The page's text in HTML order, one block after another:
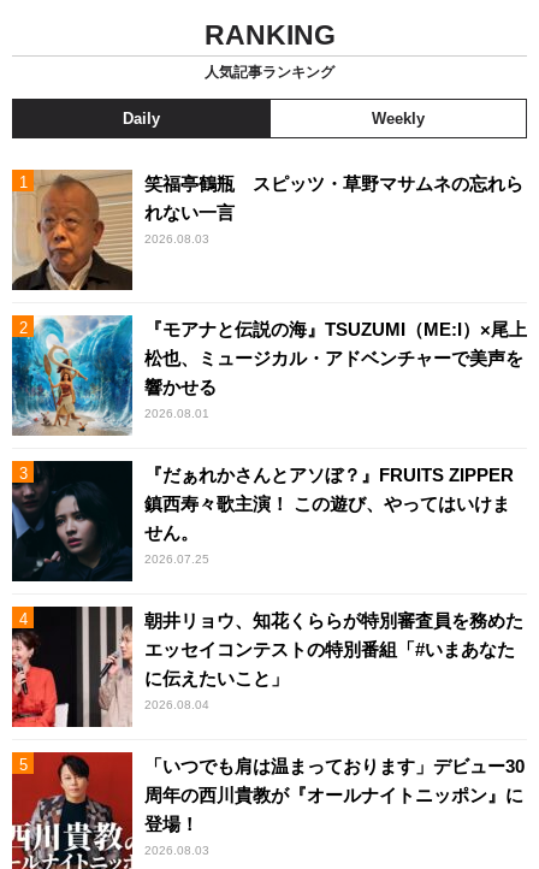
RANKING
人気記事ランキング
Daily Weekly
笑福亭鶴瓶 スピッツ・草野マサムネの忘れら
れない一言
2026.08.03
『モアナと伝説の海』TSUZUMI（ME:I）×尾上
松也、ミュージカル・アドベンチャーで美声を
響かせる
2026.08.01
『だぁれかさんとアソぼ？』FRUITS ZIPPER
鎮西寿々歌主演！ この遊び、やってはいけま
せん。
2026.07.25
朝井リョウ、知花くららが特別審査員を務めた
エッセイコンテストの特別番組「#いまあなた
に伝えたいこと」
2026.08.04
「いつでも肩は温まっております」デビュー30
周年の西川貴教が『オールナイトニッポン』に
登場！
2026.08.03